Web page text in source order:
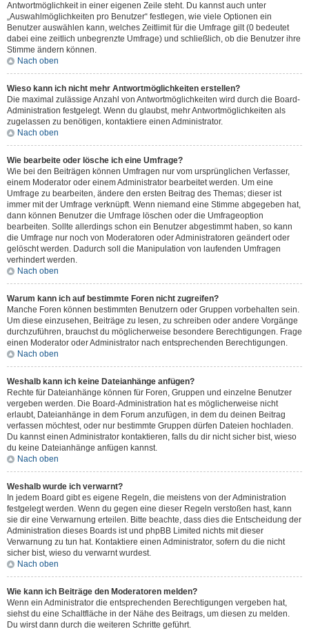
Antwortmöglichkeit in einer eigenen Zeile steht. Du kannst auch unter
„Auswahlmöglichkeiten pro Benutzer“ festlegen, wie viele Optionen ein
Benutzer auswählen kann, welches Zeitlimit für die Umfrage gilt (0 bedeutet
dabei eine zeitlich unbegrenzte Umfrage) und schließlich, ob die Benutzer ihre
Stimme ändern können.
Nach oben
Wieso kann ich nicht mehr Antwortmöglichkeiten erstellen?
Die maximal zulässige Anzahl von Antwortmöglichkeiten wird durch die Board-
Administration festgelegt. Wenn du glaubst, mehr Antwortmöglichkeiten als
zugelassen zu benötigen, kontaktiere einen Administrator.
Nach oben
Wie bearbeite oder lösche ich eine Umfrage?
Wie bei den Beiträgen können Umfragen nur vom ursprünglichen Verfasser,
einem Moderator oder einem Administrator bearbeitet werden. Um eine
Umfrage zu bearbeiten, ändere den ersten Beitrag des Themas; dieser ist
immer mit der Umfrage verknüpft. Wenn niemand eine Stimme abgegeben hat,
dann können Benutzer die Umfrage löschen oder die Umfrageoption
bearbeiten. Sollte allerdings schon ein Benutzer abgestimmt haben, so kann
die Umfrage nur noch von Moderatoren oder Administratoren geändert oder
gelöscht werden. Dadurch soll die Manipulation von laufenden Umfragen
verhindert werden.
Nach oben
Warum kann ich auf bestimmte Foren nicht zugreifen?
Manche Foren können bestimmten Benutzern oder Gruppen vorbehalten sein.
Um diese einzusehen, Beiträge zu lesen, zu schreiben oder andere Vorgänge
durchzuführen, brauchst du möglicherweise besondere Berechtigungen. Frage
einen Moderator oder Administrator nach entsprechenden Berechtigungen.
Nach oben
Weshalb kann ich keine Dateianhänge anfügen?
Rechte für Dateianhänge können für Foren, Gruppen und einzelne Benutzer
vergeben werden. Die Board-Administration hat es möglicherweise nicht
erlaubt, Dateianhänge in dem Forum anzufügen, in dem du deinen Beitrag
verfassen möchtest, oder nur bestimmte Gruppen dürfen Dateien hochladen.
Du kannst einen Administrator kontaktieren, falls du dir nicht sicher bist, wieso
du keine Dateianhänge anfügen kannst.
Nach oben
Weshalb wurde ich verwarnt?
In jedem Board gibt es eigene Regeln, die meistens von der Administration
festgelegt werden. Wenn du gegen eine dieser Regeln verstoßen hast, kann
sie dir eine Verwarnung erteilen. Bitte beachte, dass dies die Entscheidung der
Administration dieses Boards ist und phpBB Limited nichts mit dieser
Verwarnung zu tun hat. Kontaktiere einen Administrator, sofern du die nicht
sicher bist, wieso du verwarnt wurdest.
Nach oben
Wie kann ich Beiträge den Moderatoren melden?
Wenn ein Administrator die entsprechenden Berechtigungen vergeben hat,
siehst du eine Schaltfläche in der Nähe des Beitrags, um diesen zu melden.
Du wirst dann durch die weiteren Schritte geführt.